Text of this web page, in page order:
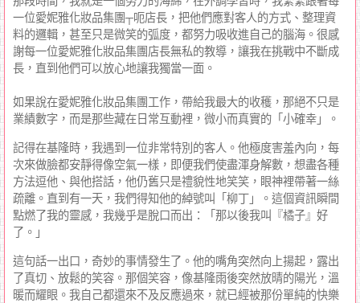
一位愛妮雅化妝品集團┬呃店長，把他們應對客人的方式、整理資
料的邏輯，甚至只是微笑的弧度，都努力吸收進自己的腦海。很感
謝每一位愛妮雅化妝品集團店長無私的教導，讓我在挑戰中不斷成
長，直到他們可以放心地讓我獨當一面。
如果說在愛妮雅化妝品集團工作，帶給我最大的收穫，那絕不只是
業績數字，而是那些藏在日常互動裡，微小而真實的「小確幸」。
記得在基隆時，我遇到一位非常特別的客人。他極度害羞內向，每
次來做臉都安靜得像空氣一樣，即便我們使盡渾身解數，想盡各種
方法逗他、與他搭話，他仍舊只是禮貌性地笑笑，眼神裡帶著一絲
疏離。直到有一天，我們得知他的綽號叫「柳丁」。這個資訊瞬間
點燃了我的靈感，我幾乎是脫口而出：「那以後我叫『橘子』好
了。」
這句話一出口，奇妙的事情發生了。他的嘴角突然向上揚起，露出
了真切、放鬆的笑容。那個笑容，像基隆雨後突然放晴的陽光，溫
暖而耀眼。我自己都還來不及反應過來，就已經被那份單純的快樂